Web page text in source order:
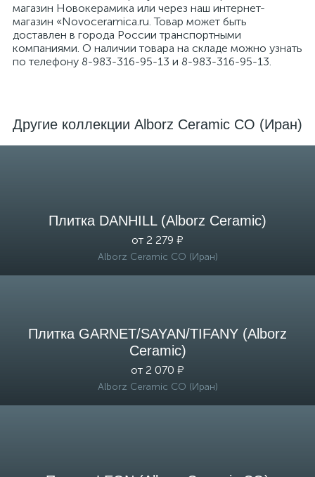
магазин Новокерамика или через наш интернет-
магазин «Novoceramica.ru. Товар может быть
доставлен в города России транспортными
компаниями. О наличии товара на складе можно узнать
по телефону 8-983-316-95-13 и 8-983-316-95-13.
Другие коллекции Alborz Ceramic CO (Иран)
Плитка DANHILL (Alborz Ceramic)
от 2 279 ₽
Alborz Ceramic CO (Иран)
Плитка GARNET/SAYAN/TIFANY (Alborz
Ceramic)
от 2 070 ₽
Alborz Ceramic CO (Иран)